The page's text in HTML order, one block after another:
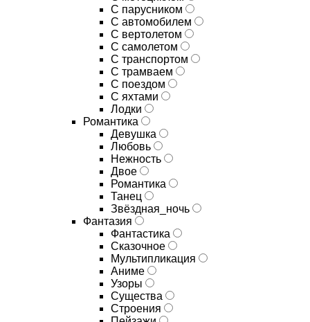
С парусником
С автомобилем
С вертолетом
С самолетом
С транспортом
С трамваем
С поездом
С яхтами
Лодки
Романтика
Девушка
Любовь
Нежность
Двое
Романтика
Танец
Звёздная_ночь
Фантазия
Фантастика
Сказочное
Мультипликация
Аниме
Узоры
Существа
Строения